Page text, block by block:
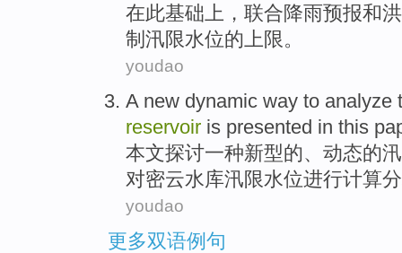
在此基础上， 联合降雨预报和
制 汛限水位的上限。
youdao
A new dynamic way to analyze
reservoir is presented in this
本文探讨一种新型的、 动态的
对密云水库汛限水位进行计算
youdao
更多双语例句